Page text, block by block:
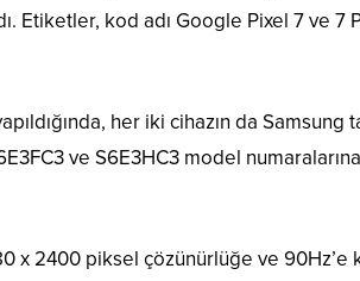
Etiketler, kod adı Google Pixel 7 ve 7
her iki cihazın da
ve S6E3HC3 model
x 2400 piksel çözünürlüğe ve 90Hz’e